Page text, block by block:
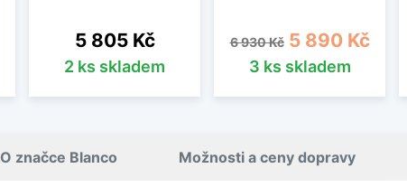
Cena
5 805 Kč
2 ks skladem
Běžná cena
6 930 Kč Cena
5 890 Kč
3 ks skladem
O značce Blanco Možnosti a ceny dopravy